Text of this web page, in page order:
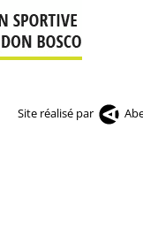
Site réalisé par